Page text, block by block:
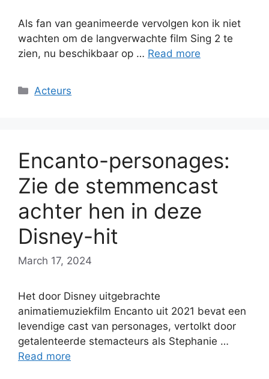
Als fan van geanimeerde vervolgen kon ik niet
wachten om de langverwachte film Sing 2 te
zien, nu beschikbaar op … Read more
Categories
Acteurs
Encanto-personages:
Zie de stemmencast
achter hen in deze
Disney-hit
March 17, 2024
Het door Disney uitgebrachte
animatiemuziekfilm Encanto uit 2021 bevat een
levendige cast van personages, vertolkt door
getalenteerde stemacteurs als Stephanie …
Read more